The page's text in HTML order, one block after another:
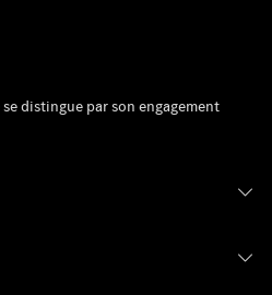
distingue par son engagement